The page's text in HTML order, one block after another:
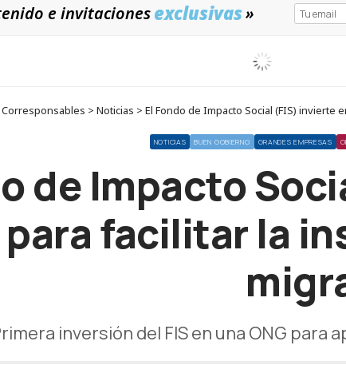
e invitacionesexclusivas»
Corresponsables > Noticias > El Fondo de Impacto Social (FIS)
NOTICIAS BUEN GOBIERNO GRANDES EMPRESAS
de Impacto
facilitar la
inversión del FIS en una ONG